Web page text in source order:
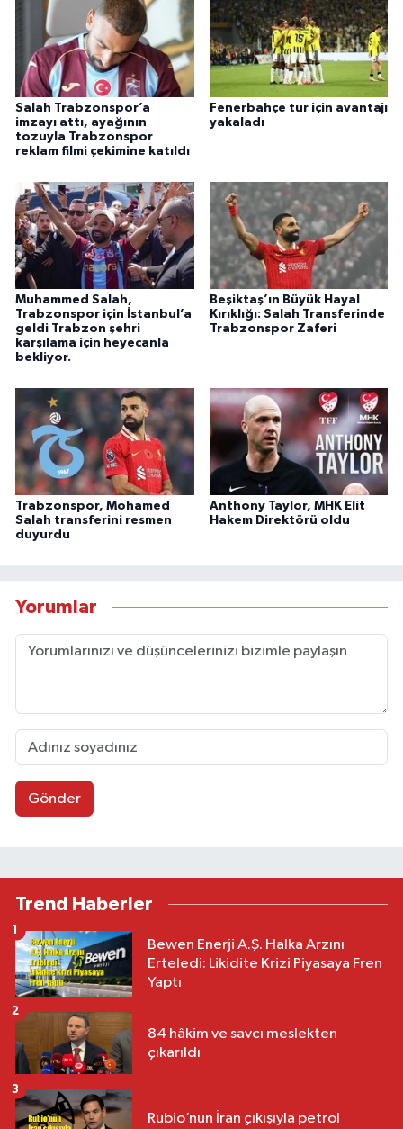
Salah Trabzonspor’a
imzayı attı, ayağının
tozuyla Trabzonspor
reklam filmi çekimine katıldı
Fenerbahçe tur için avantajı
yakaladı
Muhammed Salah,
Trabzonspor için İstanbul’a
geldi Trabzon şehri
karşılama için heyecanla
bekliyor.
Beşiktaş’ın Büyük Hayal
Kırıklığı: Salah Transferinde
Trabzonspor Zaferi
Trabzonspor, Mohamed
Salah transferini resmen
duyurdu
Anthony Taylor, MHK Elit
Hakem Direktörü oldu
Yorumlar
Gönder
Trend Haberler
Bewen Enerji A.Ş. Halka Arzını
Erteledi: Likidite Krizi Piyasaya Fren
Yaptı
1
84 hâkim ve savcı meslekten
çıkarıldı
2
Rubio’nun İran çıkışıyla petrol
3